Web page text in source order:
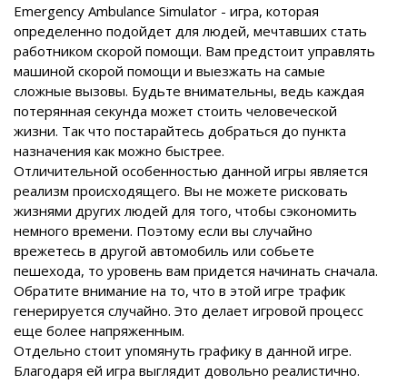
Emergency Ambulance Simulator - игра, которая
определенно подойдет для людей, мечтавших стать
работником скорой помощи. Вам предстоит управлять
машиной скорой помощи и выезжать на самые
сложные вызовы. Будьте внимательны, ведь каждая
потерянная секунда может стоить человеческой
жизни. Так что постарайтесь добраться до пункта
назначения как можно быстрее.
Отличительной особенностью данной игры является
реализм происходящего. Вы не можете рисковать
жизнями других людей для того, чтобы сэкономить
немного времени. Поэтому если вы случайно
врежетесь в другой автомобиль или собьете
пешехода, то уровень вам придется начинать сначала.
Обратите внимание на то, что в этой игре трафик
генерируется случайно. Это делает игровой процесс
еще более напряженным.
Отдельно стоит упомянуть графику в данной игре.
Благодаря ей игра выглядит довольно реалистично.